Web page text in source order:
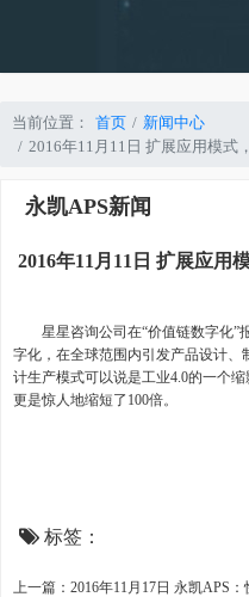
当前位置： 首页
新闻中心
2016年11月11日 扩展应用模式
永凯APS新闻
2016年11月11日 扩展应用
星星咨询公司在“价值链数字化”
字化，在全球范围内引发产品设计、
计生产模式可以说是工业4.0的一个
更是惊人地缩短了100倍。
标签：
上一篇：2016年11月17日 永凯APS